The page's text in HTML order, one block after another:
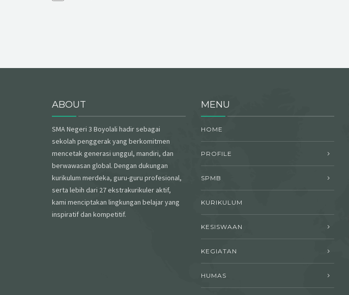
ABOUT
SMA Negeri 3 Boyolali hadir sebagai
sekolah penggerak yang berkomitmen
mencetak generasi unggul, mandiri, dan
berwawasan global. Dengan dukungan
kurikulum merdeka, guru-guru profesional,
serta lebih dari 27 ekstrakurikuler aktif,
kami menciptakan lingkungan belajar yang
inspiratif dan kompetitif.
MENU
HOME
PROFILE
SPMB
KURIKULUM
KESISWAAN
KEGIATAN
HUMAS